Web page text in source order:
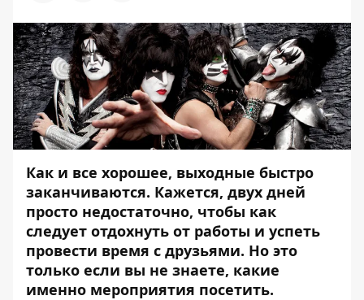
Как и все хорошее, выходные быстро
заканчиваются. Кажется, двух дней
просто недостаточно, чтобы как
следует отдохнуть от работы и успеть
провести время с друзьями. Но это
только если вы не знаете, какие
именно мероприятия посетить.